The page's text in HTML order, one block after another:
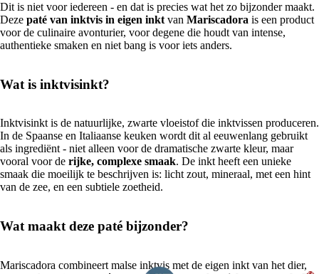
AFBEELDING
Dit is niet voor iedereen - en dat is precies wat het zo bijzonder maakt.
Deze paté van inktvis in eigen inkt van Mariscadora is een product
voor de culinaire avonturier, voor degene die houdt van intense,
authentieke smaken en niet bang is voor iets anders.
Wat is inktvisinkt?
Inktvisinkt is de natuurlijke, zwarte vloeistof die inktvissen produceren.
In de Spaanse en Italiaanse keuken wordt dit al eeuwenlang gebruikt
als ingrediënt - niet alleen voor de dramatische zwarte kleur, maar
vooral voor de rijke, complexe smaak. De inkt heeft een unieke
smaak die moeilijk te beschrijven is: licht zout, mineraal, met een hint
van de zee, en een subtiele zoetheid.
Wat maakt deze paté bijzonder?
Mariscadora combineert malse inktvis met de eigen inkt van het dier,